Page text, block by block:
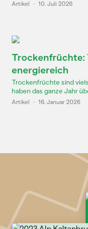
Artikel · 10. Juli 2026
Trockenfrüchte:
energiereich
Trockenfrüchte sind
haben das ganze Jahr
Artikel · 16. Januar 2026